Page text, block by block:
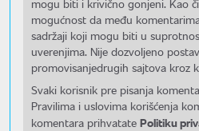
mogu biti i krivično gonjeni. Kao
mogućnost da među
sadržaji koji mogu biti u
uverenjima. Nije dozvoljeno
promovisanjedrugih sajtova kroz
Svaki korisnik pre pisanja
Pravilima i uslovima korišćenja
komentara prihvatate Politiku